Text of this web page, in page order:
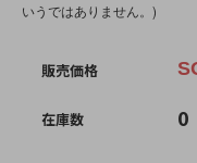
いうではありません。)
販売価格
在庫数 0